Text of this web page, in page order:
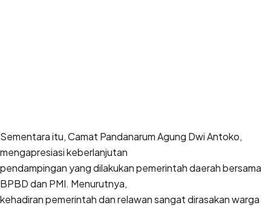
Sementara itu, Camat Pandanarum Agung Dwi Antoko,
mengapresiasi keberlanjutan
pendampingan yang dilakukan pemerintah daerah bersama
BPBD dan PMI. Menurutnya,
kehadiran pemerintah dan relawan sangat dirasakan warga